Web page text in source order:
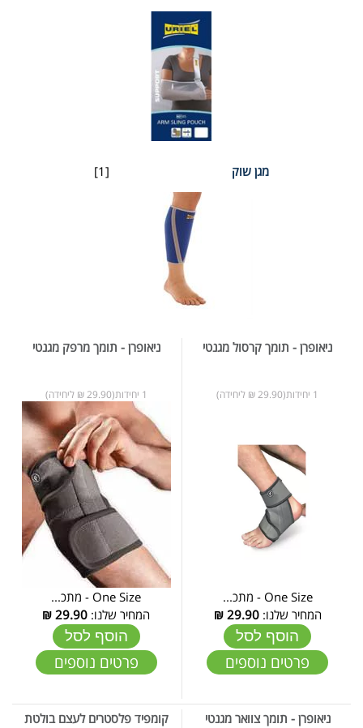
[1] מגן שוק
ניאופרן - תומך קרסול מגנטי
1 יחידות(29.90 ₪ ליחידה)
One Size - מתכ...
המחיר שלנו:29.90
₪
הוסף לסל
פרטים נוספים
ניאופרן - תומך מרפק מגנטי
1 יחידות(29.90 ₪ ליחידה)
One Size - מתכ...
המחיר שלנו: 29.90
₪
הוסף לסל
פרטים נוספים
ניאופרן - תומך צוואר מגנטי
קומפיד פלסטרים לעצם בולטת